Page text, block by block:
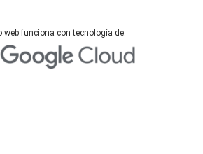
web funciona con tecnología de: